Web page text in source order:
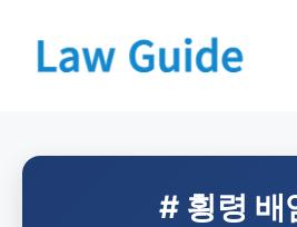
# 횡령 배